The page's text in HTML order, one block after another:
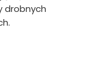
drobnych